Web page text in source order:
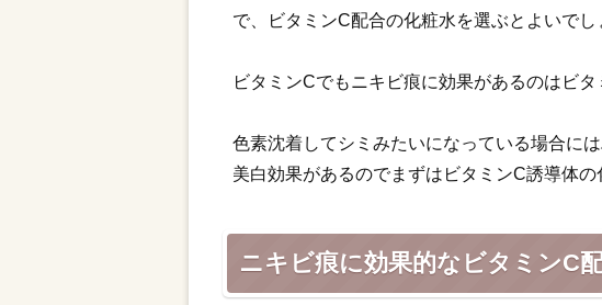
で、ビタミンC配合の化粧水を選ぶとよいでし
ビタミンCでもニキビ痕に効果があるのはビ
色素沈着してシミみたいになっている場合に
美白効果があるのでまずはビタミンC誘導体
ニキビ痕に効果的なビタミンC